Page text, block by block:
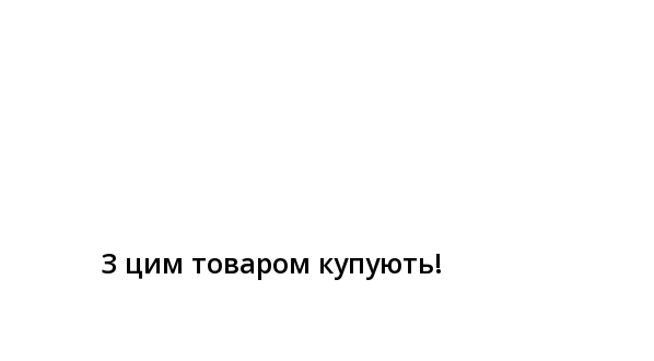
З цим товаром купують!